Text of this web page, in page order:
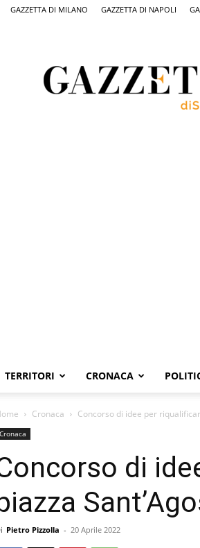
GAZZETTA DI MILANO GAZZETTA DI NAPOLI
Salerno,
il
quotidiano
TERRITORI CRONACA
Cronaca Concorso di idee per
Cronaca
di
Pietro Pizzolla - 20 Aprile 2022